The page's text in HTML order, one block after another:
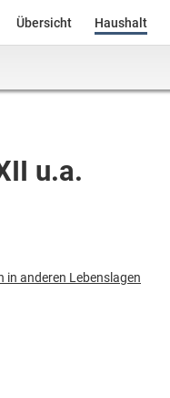
Übersicht Haushalt
u.a.
in anderen Lebenslagen